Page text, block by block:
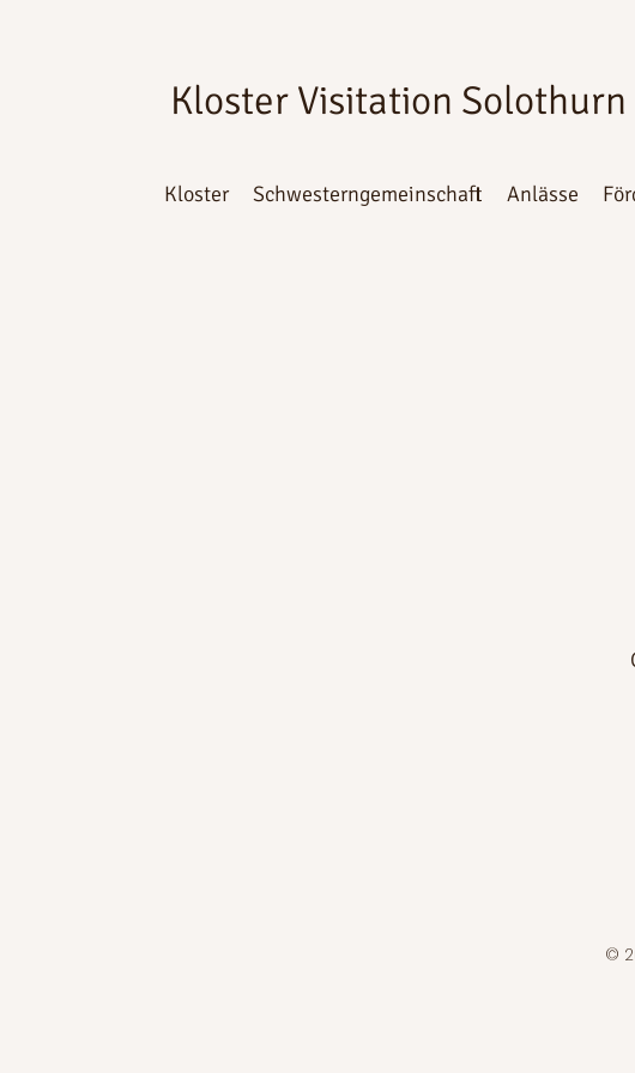
Kloster Visitation Solothurn
Kloster Schwesterngemeinschaft Anlässe
©